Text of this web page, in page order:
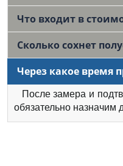
Что входит в
Сколько сохнет
Через какое время
После замера и
обязательно назначим